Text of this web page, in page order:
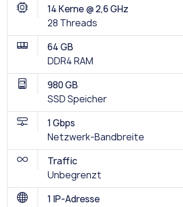
14 Kerne @ 2,6 GHz
28 Threads
64 GB
DDR4 RAM
980 GB
SSD Speicher
1 Gbps
Netzwerk-Bandbreite
Traffic
Unbegrenzt
1 IP-Adresse